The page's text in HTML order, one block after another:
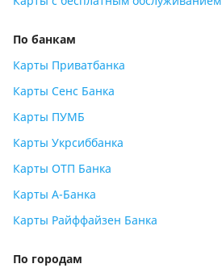
По банкам
Карты Приватбанка
Карты Сенс Банка
Карты ПУМБ
Карты Укрсиббанка
Карты ОТП Банка
Карты А-Банка
Карты Райффайзен Банка
По городам